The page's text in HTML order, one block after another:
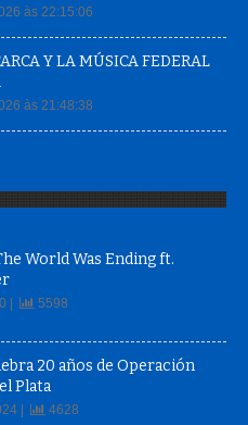
às 22:15:06
Y LA MÚSICA FEDERAL
às 21:48:38
World Was Ending ft.
| 5598
20 años de Operación
Plata
| 4628